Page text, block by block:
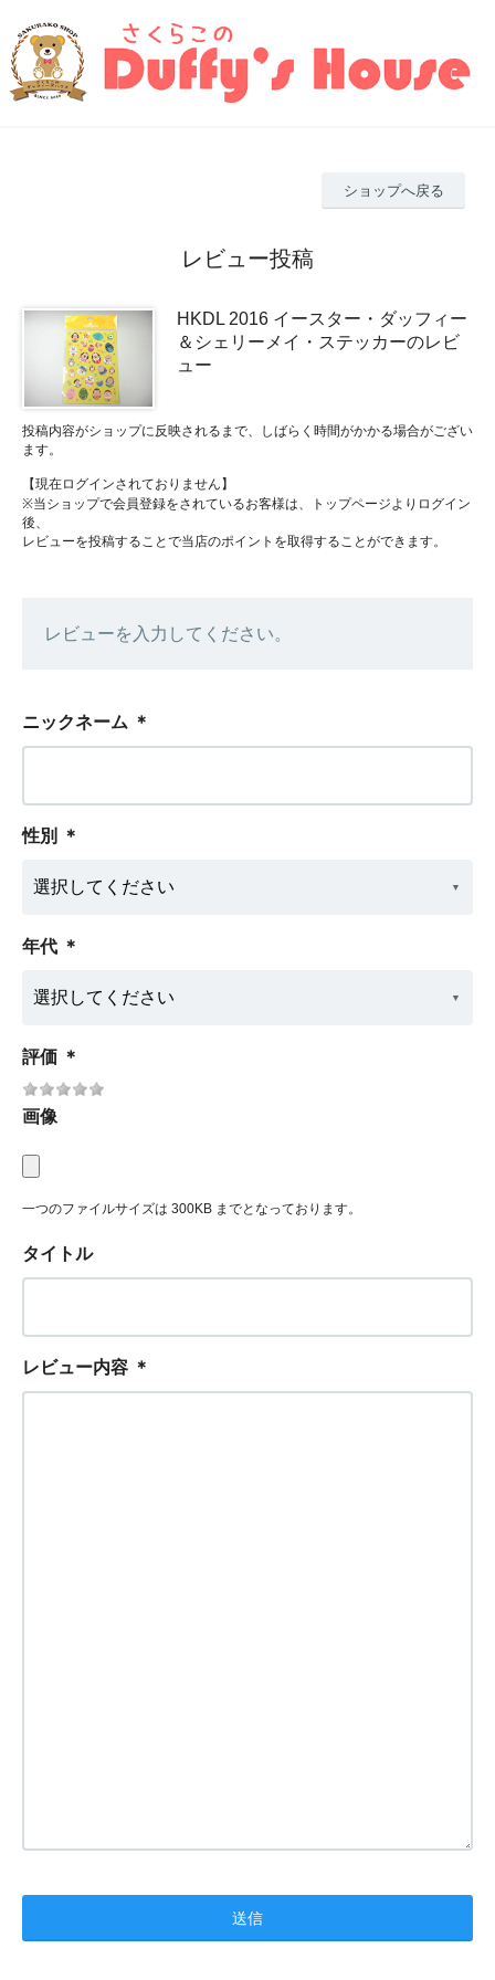
ショップへ戻る
レビュー投稿
HKDL 2016 イースター・ダッフィー
＆シェリーメイ・ステッカーのレビ
ュー
投稿内容がショップに反映されるまで、しばらく時間がかかる場合がござい
ます。
【現在ログインされておりません】
※当ショップで会員登録をされているお客様は、トップページよりログイン
後、
レビューを投稿することで当店のポイントを取得することができます。
レビューを入力してください。
ニックネーム ＊
性別 ＊
年代 ＊
評価 ＊
画像
一つのファイルサイズは 300KB までとなっております。
タイトル
レビュー内容 ＊